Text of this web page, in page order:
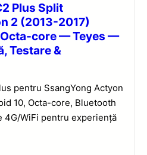
Plus Split
2 (2013-2017)
Octa-core — Teyes —
Testare &
pentru SsangYong Actyon
10, Octa-core, Bluetooth
4G/WiFi pentru experiență